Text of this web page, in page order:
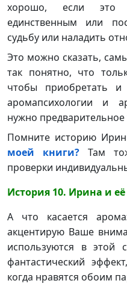
хорошо, если это
единственным или
судьбу или наладить
Это можно сказать,
так понятно, что
чтобы приобретать и
аромапсихологии и
нужно предварительное
Помните историю
моей книги?Там
проверки
История 10. Ирина и её
А что касается
акцентирую Ваше
используются в этой
фантастический
когда нравятся обоим